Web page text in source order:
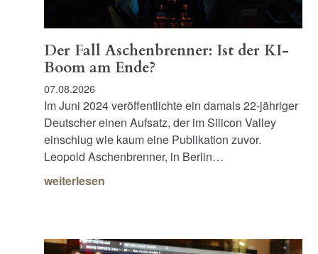
Der Fall Aschenbrenner: Ist der KI-
Boom am Ende?
07.08.2026
Im Juni 2024 veröffentlichte ein damals 22-jähriger
Deutscher einen Aufsatz, der im Silicon Valley
einschlug wie kaum eine Publikation zuvor.
Leopold Aschenbrenner, in Berlin…
weiterlesen